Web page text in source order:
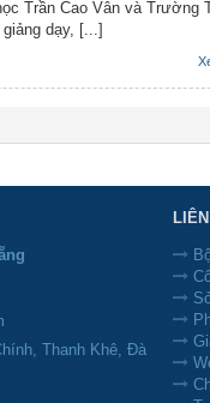
Trần Cao Vân và Trường
dạy, [...]
Thanh Khê, Đà